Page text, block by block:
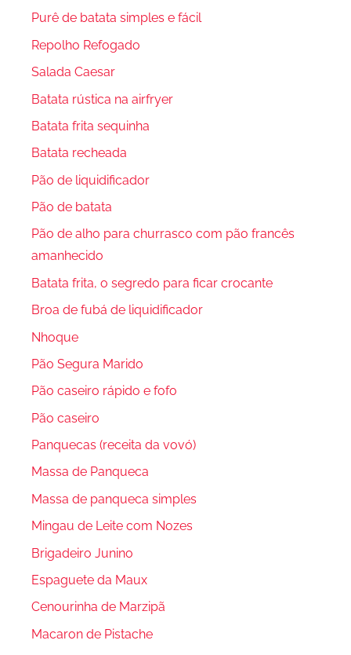
Purê de batata simples e fácil
Repolho Refogado
Salada Caesar
Batata rústica na airfryer
Batata frita sequinha
Batata recheada
Pão de liquidificador
Pão de batata
Pão de alho para churrasco com pão francês
amanhecido
Batata frita, o segredo para ficar crocante
Broa de fubá de liquidificador
Nhoque
Pão Segura Marido
Pão caseiro rápido e fofo
Pão caseiro
Panquecas (receita da vovó)
Massa de Panqueca
Massa de panqueca simples
Mingau de Leite com Nozes
Brigadeiro Junino
Espaguete da Maux
Cenourinha de Marzipã
Macaron de Pistache